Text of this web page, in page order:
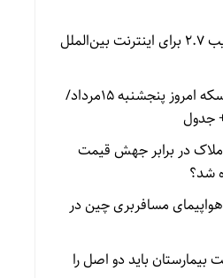
ماجرای اعمال ضریب ۲.۷ برای اینترنت بین‌الملل
قیمت طلا، دلار و سکه امروز پنجشنبه 15مرداد/
جدول
در برابر جهش قیمت
شد؟
مسافربری چین در
باید دو اصل را